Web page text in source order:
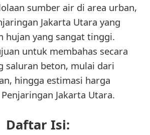
sumber air di area urban,
Jakarta Utara yang
hujan yang sangat tinggi.
untuk membahas secara
saluran beton, mulai dari
hingga estimasi harga
Jakarta Utara.
Daftar Isi: